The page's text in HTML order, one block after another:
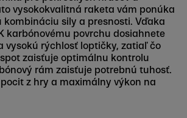
vysokokvalitná raketa vám ponúka
kombináciu sily a presnosti. Vďaka
karbónovému povrchu dosiahnete
vysokú rýchlosť loptičky, zatiaľ čo
zaisťuje optimálnu kontrolu
rám zaisťuje potrebnú tuhosť.
z hry a maximálny výkon na